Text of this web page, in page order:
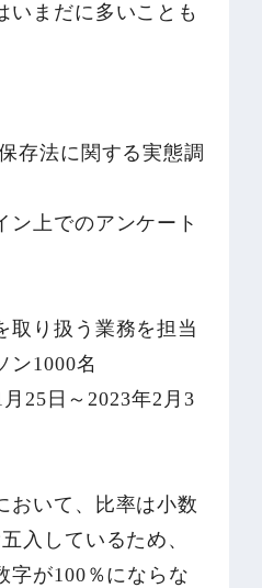
いまだに多いことも
存法に関する実態調
ン上でのアンケート
取り扱う業務を担当
ン1000名
25日～2023年2月3
おいて、比率は小数
入しているため、
字が100％にならな